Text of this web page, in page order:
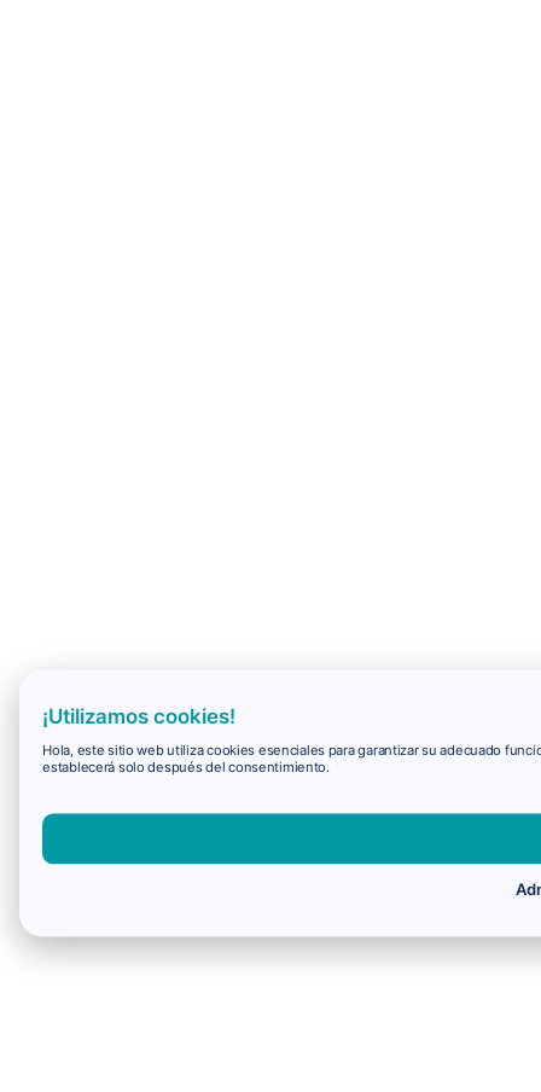
¡Utilizamos cookies!
Hola, este sitio web utiliza cookies esenciales para garantizar su adecuado
establecerá solo después del consentimiento.